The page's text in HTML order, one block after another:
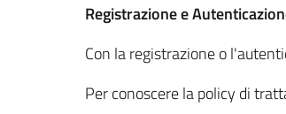
Registrazione e
Con la registrazione o
Per conoscere la policy di